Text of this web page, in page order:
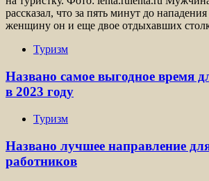
рассказал, что за пять минут до
женщину он и еще двое отдыхавших
Туризм
Названо самое выгодное время
в 2023 году
Туризм
Названо лучшее направление
работников